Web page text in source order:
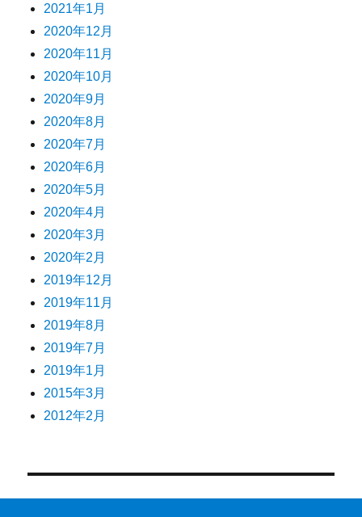
2021年1月
2020年12月
2020年11月
2020年10月
2020年9月
2020年8月
2020年7月
2020年6月
2020年5月
2020年4月
2020年3月
2020年2月
2019年12月
2019年11月
2019年8月
2019年7月
2019年1月
2015年3月
2012年2月